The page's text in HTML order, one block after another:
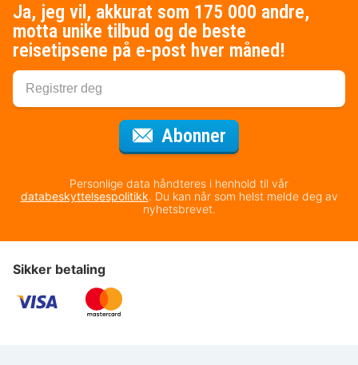
Ja, jeg vil, akkurat som 175 000 andre,
motta unike tilbud og de beste
reisetipsene på e-post hver måned!
Abonner
Personlige data håndteres i henhold til vår
databeskyttelsespolitikk. Du kan når som helst melde deg av
nyhetsbrevet.
Sikker betaling